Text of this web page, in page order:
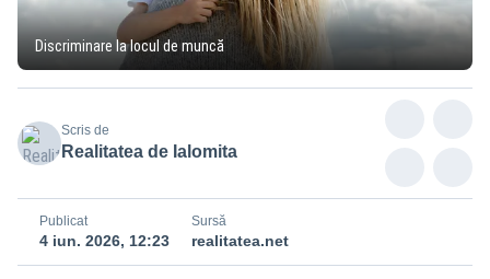
Discriminare la locul de muncă
Scris de
Realitatea de Ialomita
Publicat
4 iun. 2026, 12:23
Sursă
realitatea.net